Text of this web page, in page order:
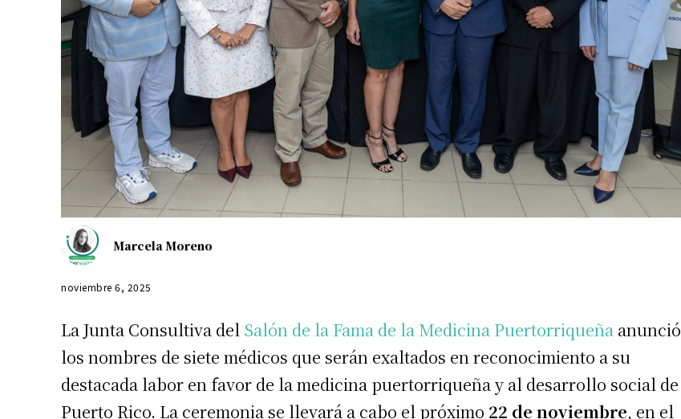
Marcela Moreno
noviembre 6, 2025
La Junta Consultiva del Salón de la Fama de la Medicina Puertorriqueña anunció
los nombres de siete médicos que serán exaltados en reconocimiento a su
destacada labor en favor de la medicina puertorriqueña y al desarrollo social de
Puerto Rico. La ceremonia se llevará a cabo el próximo 22 de noviembre, en el